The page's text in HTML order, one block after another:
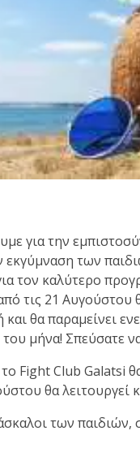
το κλειστό
Master Reyson
Galatsi!
Reyson
για την
εκγύμναση των
τον καλύτερο
τις 21 Αυγούστου
και θα παραμείνει
μήνα! Σπεύσατε
Fight Club Galatsi
θα λειτουργεί
των παιδιών,